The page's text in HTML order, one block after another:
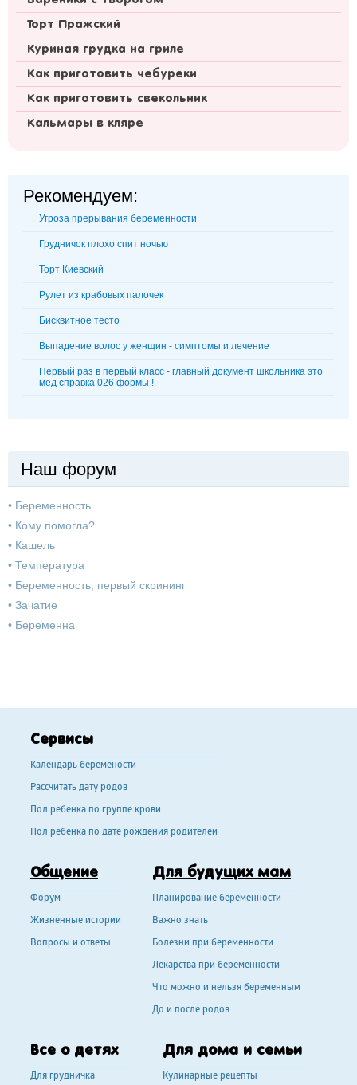
Торт Пражский
Куриная грудка на гриле
Как приготовить чебуреки
Как приготовить свекольник
Кальмары в кляре
Рекомендуем:
Угроза прерывания беременности
Грудничок плохо спит ночью
Торт Киевский
Рулет из крабовых палочек
Бисквитное тесто
Выпадение волос у женщин - симптомы и лечение
Первый раз в первый класс - главный документ школьника это
мед справка 026 формы !
Наш форум
• Беременность
• Кому помогла?
• Кашель
• Температура
• Беременность, первый скрининг
• Зачатие
• Беременна
Сервисы
Календарь беремености
Рассчитать дату родов
Пол ребенка по группе крови
Пол ребенка по дате рождения родителей
Общение
Форум
Жизненные истории
Вопросы и ответы
Для будущих мам
Планирование беременности
Важно знать
Болезни при беременности
Лекарства при беременности
Что можно и нельзя беременным
До и после родов
Все о детях
Для грудничка
Для дома и семьи
Кулинарные рецепты